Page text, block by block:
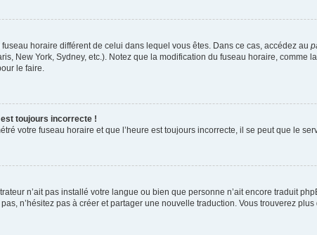
horaire différent de celui dans lequel vous êtes. Dans ce cas, accédez au
New York, Sydney, etc.). Notez que la modification du fuseau horaire, comme
le faire.
est toujours incorrecte !
votre fuseau horaire et que l’heure est toujours incorrecte, il se peut que le
n’ait pas installé votre langue ou bien que personne n’ait encore traduit
n’hésitez pas à créer et partager une nouvelle traduction. Vous trouverez